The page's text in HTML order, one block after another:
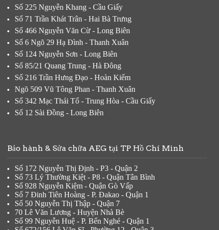
Số 225 Nguyễn Khang - Cầu Giấy
Số 71 Trần Khát Trân - Hai Bà Trưng
Số 466 Nguyễn Văn Cừ - Long Biên
Số 6 Ngõ 29 Hạ Đình - Thanh Xuân
Số 124 Nguyễn Sơn - Long Biên
Số 85/21 Quang Trung - Hà Đông
Số 216 Trần Hưng Đạo - Hoàn Kiếm
Ngõ 509 Vũ Tông Phan - Thanh Xuân
Số 342 Mạc Thái Tổ - Trung Hòa - Cầu Giấy
Số 12 Sài Đồng - Long Biên
Bảo hành & Sửa chữa AEG tại TP Hồ Chí Minh
Số 172 Nguyễn Thị Định - P3 - Quận 2
Số 73 Lý Thường Kiệt - P8 - Quận Tân Bình
Số 928 Nguyễn Kiệm - Quận Gò Vấp
Số 7 Đinh Tiên Hoàng - P. Đakao - Quận 1
Số 50 Nguyễn Thị Thập - Quận 7
70 Lê Văn Lương - Huyện Nhà Bè
Số 99 Nguyễn Huệ - P. Bến Nghé - Quận 1